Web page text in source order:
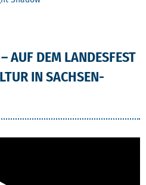
AUF DEM
AUF DEM LANDESFEST
IN SACHSEN-